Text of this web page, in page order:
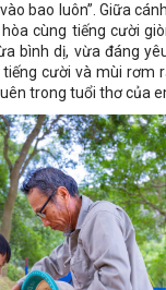
bao luôn”. Giữa
cùng tiếng cười
bình dị, vừa đáng
tiếng cười và mùi rơm
trong tuổi thơ của